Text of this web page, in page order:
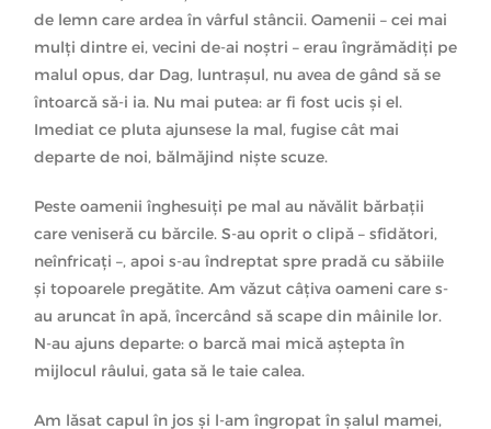
de lemn care ardea în vârful stâncii. Oamenii – cei mai
mulți dintre ei, vecini de-ai noștri – erau îngrămădiți pe
malul opus, dar Dag, luntrașul, nu avea de gând să se
întoarcă să-i ia. Nu mai putea: ar fi fost ucis și el.
Imediat ce pluta ajunsese la mal, fugise cât mai
departe de noi, bălmăjind niște scuze.
Peste oamenii înghesuiți pe mal au năvălit bărbații
care veniseră cu bărcile. S-au oprit o clipă – sfidători,
neînfricați –, apoi s-au îndreptat spre pradă cu săbiile
și topoarele pregătite. Am văzut câțiva oameni care s-
au aruncat în apă, încercând să scape din mâinile lor.
N-au ajuns departe: o barcă mai mică aștepta în
mijlocul râului, gata să le taie calea.
Am lăsat capul în jos și l-am îngropat în șalul mamei,